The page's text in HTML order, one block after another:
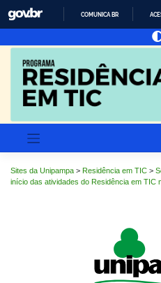
para
o
conteúdo
IR
O
COMUNICA BR
Sites da Unipampa > Residência em TIC >
início das atividades do Residência em TIC